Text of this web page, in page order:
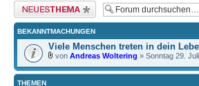
Neues Thema erstellen
BEKANNTMACHUNGEN
Viele Menschen treten in dein
von Andreas Woltering » Sonntag 29.
THEMEN